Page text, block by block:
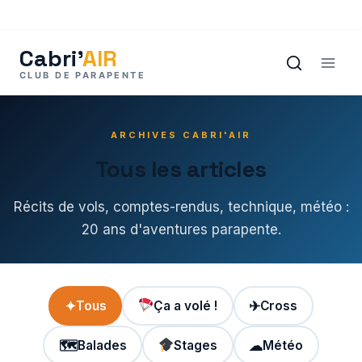
contenu
ARCHIVES CABRI'AIR
Tous les articles
Récits de vols, comptes-rendus, technique, météo :
20 ans d'aventures parapente.
✦Tous Ça a volé ! ✈Cross
🗺Balades Stages ☁Météo